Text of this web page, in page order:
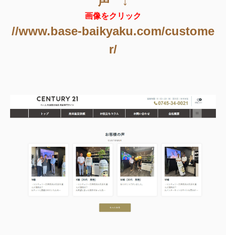
画像をクリック
//www.base-baikyaku.com/custome
r/